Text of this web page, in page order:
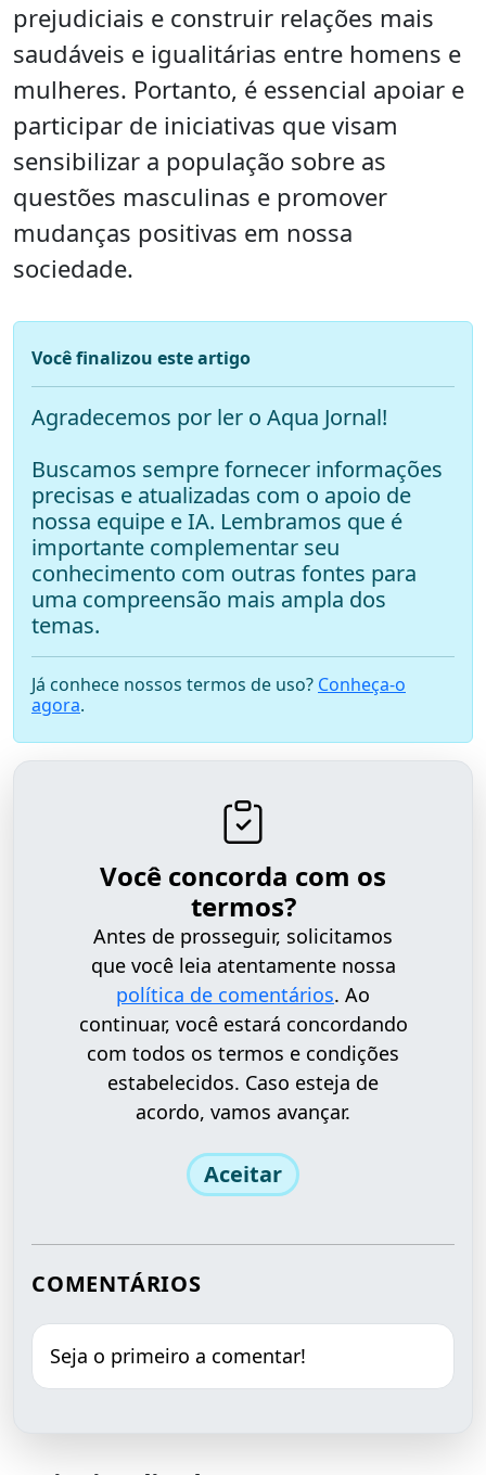
prejudiciais e construir relações mais
saudáveis e igualitárias entre homens e
mulheres. Portanto, é essencial apoiar e
participar de iniciativas que visam
sensibilizar a população sobre as
questões masculinas e promover
mudanças positivas em nossa
sociedade.
Você finalizou este artigo
Agradecemos por ler o Aqua Jornal!
Buscamos sempre fornecer informações
precisas e atualizadas com o apoio de
nossa equipe e IA. Lembramos que é
importante complementar seu
conhecimento com outras fontes para
uma compreensão mais ampla dos
temas.
Já conhece nossos termos de uso? Conheça-o
agora.
Você concorda com os
termos?
Antes de prosseguir, solicitamos
que você leia atentamente nossa
política de comentários. Ao
continuar, você estará concordando
com todos os termos e condições
estabelecidos. Caso esteja de
acordo, vamos avançar.
Aceitar
COMENTÁRIOS
Seja o primeiro a comentar!